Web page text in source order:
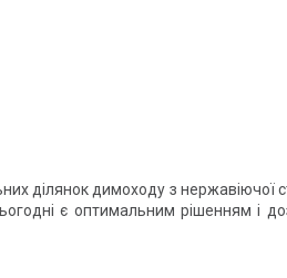
ділянок димоходу з нержавіючої
є оптимальним рішенням і